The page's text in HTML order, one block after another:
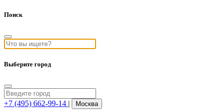
Поиск
Выберите город
+7 (495) 662-99-14 | Москва